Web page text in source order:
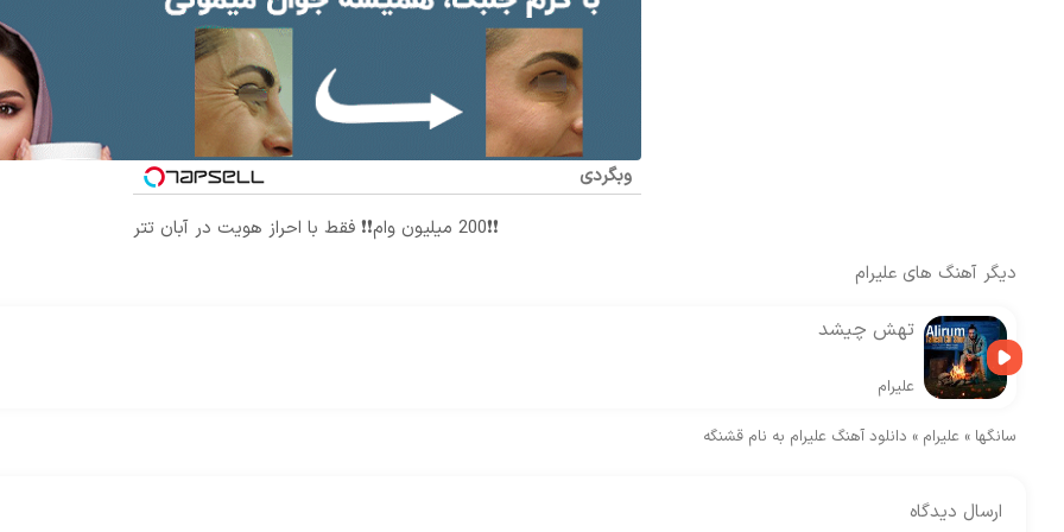
وبگردی
❗❗200 میلیون وام❗❗ فقط با احراز هویت در آبان تتر
دیگر آهنگ های علیرام
تهش چیشد
علیرام
سانگها » علیرام » دانلود آهنگ علیرام به نام قشنگه
ارسال دیدگاه